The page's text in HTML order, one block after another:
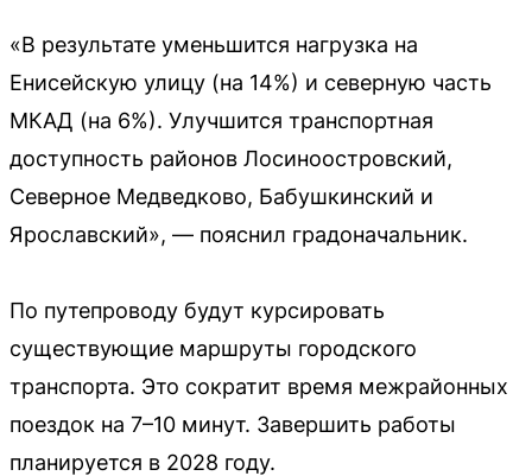
«В результате уменьшится нагрузка на
Енисейскую улицу (на 14%) и северную часть
МКАД (на 6%). Улучшится транспортная
доступность районов Лосиноостровский,
Северное Медведково, Бабушкинский и
Ярославский», — пояснил градоначальник.
По путепроводу будут курсировать
существующие маршруты городского
транспорта. Это сократит время межрайонных
поездок на 7–10 минут. Завершить работы
планируется в 2028 году.